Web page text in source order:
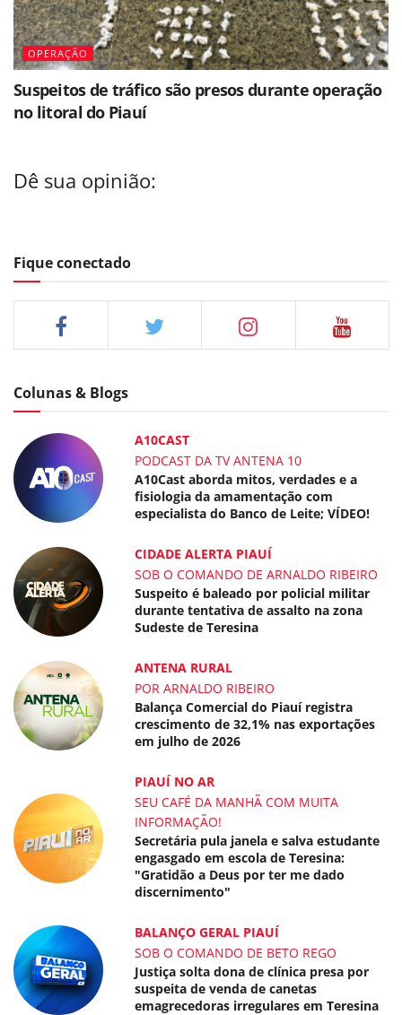
OPERAÇÃO
Suspeitos de tráfico são presos durante operação
no litoral do Piauí
Dê sua opinião:
Fique conectado
Colunas & Blogs
A10CAST
PODCAST DA TV ANTENA 10
A10Cast aborda mitos, verdades e a
fisiologia da amamentação com
especialista do Banco de Leite; VÍDEO!
CIDADE ALERTA PIAUÍ
SOB O COMANDO DE ARNALDO RIBEIRO
Suspeito é baleado por policial militar
durante tentativa de assalto na zona
Sudeste de Teresina
ANTENA RURAL
POR ARNALDO RIBEIRO
Balança Comercial do Piauí registra
crescimento de 32,1% nas exportações
em julho de 2026
PIAUÍ NO AR
SEU CAFÉ DA MANHÃ COM MUITA
INFORMAÇÃO!
Secretária pula janela e salva estudante
engasgado em escola de Teresina:
"Gratidão a Deus por ter me dado
discernimento"
BALANÇO GERAL PIAUÍ
SOB O COMANDO DE BETO REGO
Justiça solta dona de clínica presa por
suspeita de venda de canetas
emagrecedoras irregulares em Teresina